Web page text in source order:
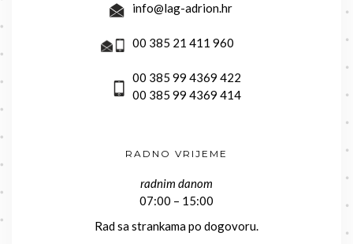
info@lag-adrion.hr
00 385 21 411 960
00 385 99 4369 422
00 385 99 4369 414
RADNO VRIJEME
radnim danom
07:00 – 15:00
Rad sa strankama po dogovoru.